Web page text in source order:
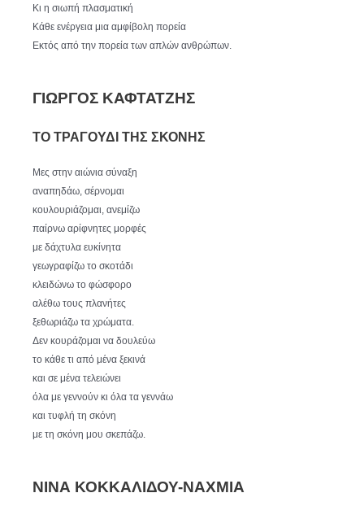
Κι η σιωπή πλασματική
Κάθε ενέργεια μια αμφίβολη πορεία
Εκτός από την πορεία των απλών ανθρώπων.
ΓΙΩΡΓΟΣ ΚΑΦΤΑΤΖΗΣ
ΤΟ ΤΡΑΓΟΥΔΙ ΤΗΣ ΣΚΟΝΗΣ
Μες στην αιώνια σύναξη
αναπηδάω, σέρνομαι
κουλουριάζομαι, ανεμίζω
παίρνω αρίφνητες μορφές
με δάχτυλα ευκίνητα
γεωγραφίζω το σκοτάδι
κλειδώνω το φώσφορο
αλέθω τους πλανήτες
ξεθωριάζω τα χρώματα.
Δεν κουράζομαι να δουλεύω
το κάθε τι από μένα ξεκινά
και σε μένα τελειώνει
όλα με γεννούν κι όλα τα γεννάω
και τυφλή τη σκόνη
με τη σκόνη μου σκεπάζω.
ΝΙΝΑ ΚΟΚΚΑΛΙΔΟΥ-ΝΑΧΜΙΑ